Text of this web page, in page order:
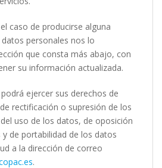
caso de producirse alguna
personales nos lo
que consta más abajo, con
su información actualizada.
ejercer sus derechos de
rectificación o supresión de los
uso de los datos, de oposición
de portabilidad de los datos
a la dirección de correo
.